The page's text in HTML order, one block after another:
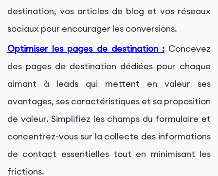
destination, vos articles de blog et vos réseaux
sociaux pour encourager les conversions.
Optimiser les pages de destination :Concevez
des pages de destination dédiées pour chaque
aimant à leads qui mettent en valeur ses
avantages, ses caractéristiques et sa proposition
de valeur. Simplifiez les champs du formulaire et
concentrez-vous sur la collecte des informations
de contact essentielles tout en minimisant les
frictions.